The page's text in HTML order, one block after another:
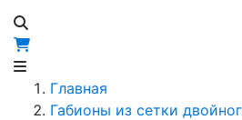
Главная
Габионы из сетки